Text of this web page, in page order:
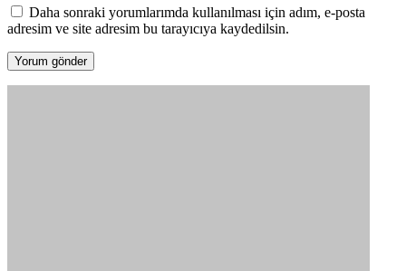
Daha sonraki yorumlarımda kullanılması için adım, e-posta
adresim ve site adresim bu tarayıcıya kaydedilsin.